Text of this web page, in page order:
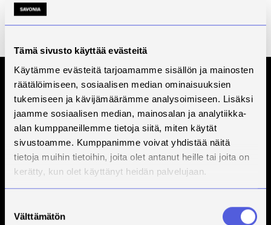
Tämä sivusto käyttää evästeitä
Käytämme evästeitä tarjoamamme sisällön ja mainosten
räätälöimiseen, sosiaalisen median ominaisuuksien
tukemiseen ja kävijämäärämme analysoimiseen. Lisäksi
jaamme sosiaalisen median, mainosalan ja analytiikka-
alan kumppaneillemme tietoja siitä, miten käytät
sivustoamme. Kumppanimme voivat yhdistää näitä
tietoja muihin tietoihin, joita olet antanut heille tai joita on
kerätty, kun olet käyttänyt heidän palvelujaan.
valinta
Välttämätön
Koulutuspäällikkö
Yhteiset YAMK, Yhteiset YAMK
+358447856911
Tilaa Savonian uutiskirje